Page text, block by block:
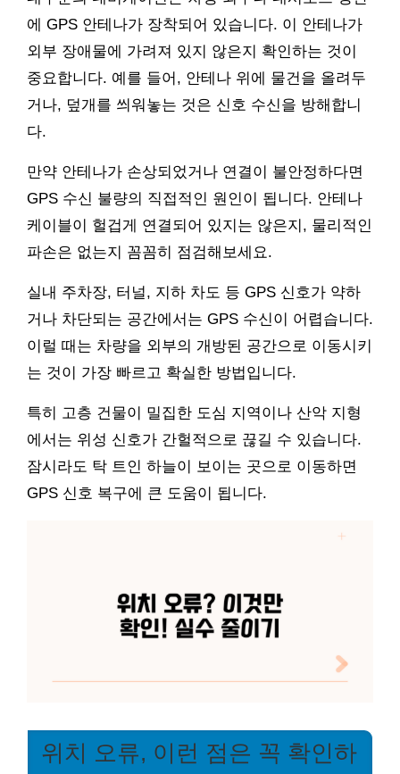
에 GPS 안테나가 장착되어 있습니다. 이 안테나가
외부 장애물에 가려져 있지 않은지 확인하는 것이
중요합니다. 예를 들어, 안테나 위에 물건을 올려두
거나, 덮개를 씌워놓는 것은 신호 수신을 방해합니
다.
만약 안테나가 손상되었거나 연결이 불안정하다면
GPS 수신 불량의 직접적인 원인이 됩니다. 안테나
케이블이 헐겁게 연결되어 있지는 않은지, 물리적인
파손은 없는지 꼼꼼히 점검해보세요.
실내 주차장, 터널, 지하 차도 등 GPS 신호가 약하
거나 차단되는 공간에서는 GPS 수신이 어렵습니다.
이럴 때는 차량을 외부의 개방된 공간으로 이동시키
는 것이 가장 빠르고 확실한 방법입니다.
특히 고층 건물이 밀집한 도심 지역이나 산악 지형
에서는 위성 신호가 간헐적으로 끊길 수 있습니다.
잠시라도 탁 트인 하늘이 보이는 곳으로 이동하면
GPS 신호 복구에 큰 도움이 됩니다.
위치 오류, 이런 점은 꼭 확인하